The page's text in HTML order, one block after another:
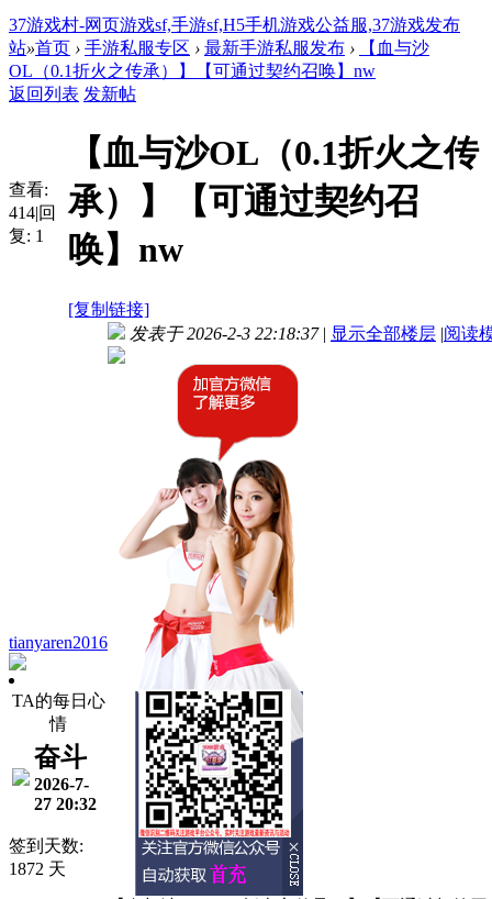
37游戏村-网页游戏sf,手游sf,H5手机游戏公益服,37游戏发布
站»首页 › 手游私服专区 › 最新手游私服发布 ›
【血与沙
OL（0.1折火之传承）】【可通过契约召唤】nw
返回列表 发新帖
查看:
414|回
复: 1
【血与沙OL（0.1折火之传
承）】【可通过契约召
唤】nw
[复制链接]
tianyaren2016
TA的每日心
情
奋斗
2026-7-
27 20:32
签到天数:
1872 天
发表于 2026-2-3 22:18:37 | 显示全部楼层 |阅读